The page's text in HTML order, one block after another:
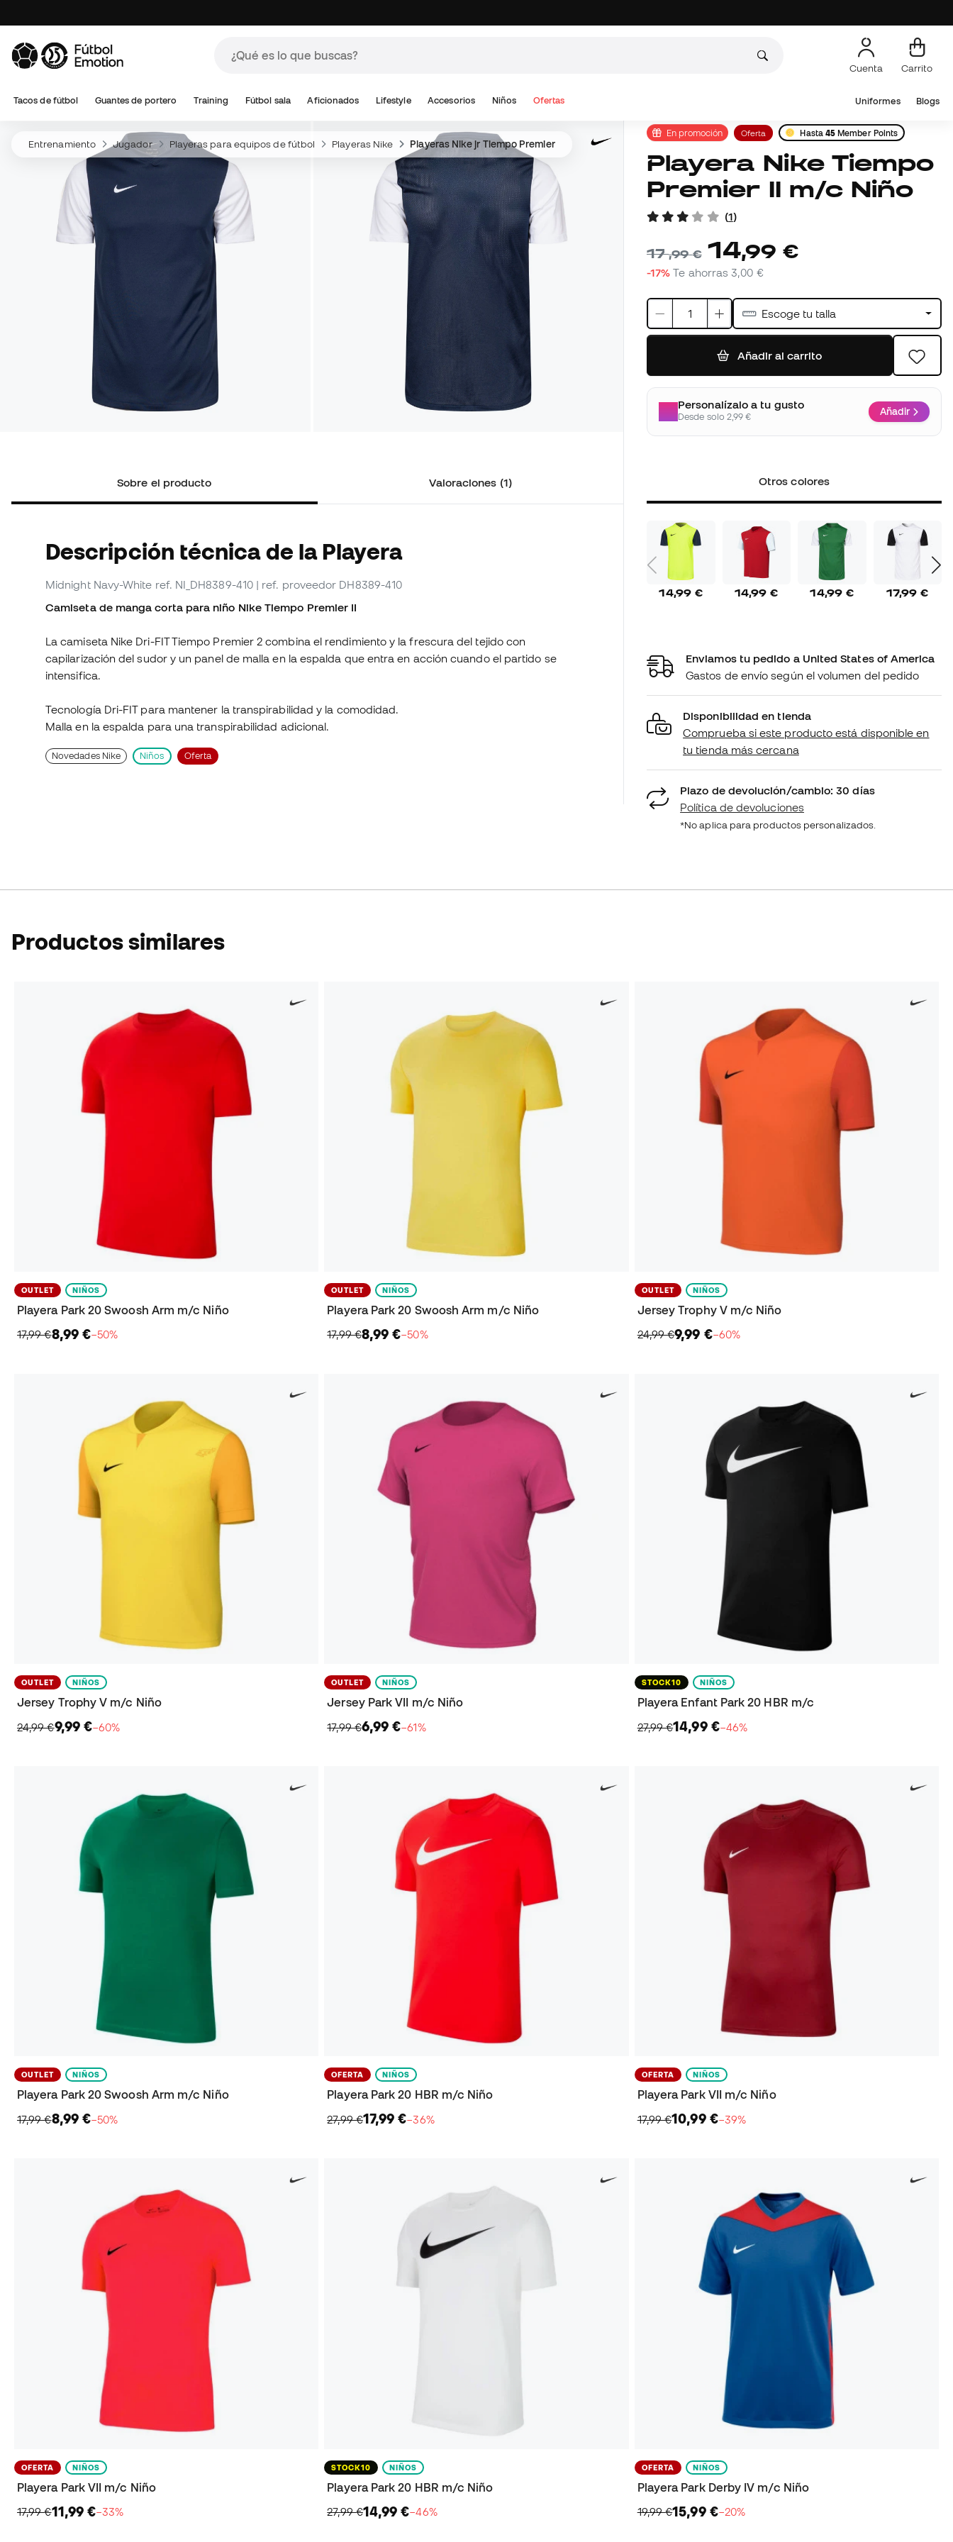
Cuenta Carrito
Tacos de fútbol Guantes de portero Training Fútbol sala Aficionados Lifestyle Accesorios Niños Ofertas Uniformes Blogs
Entrenamiento Jugador Playeras para equipos de fútbol Playeras Nike Playeras Nike jr Tiempo Premier
Sobre el producto Valoraciones (1)
Descripción técnica de la Playera
Midnight Navy-White ref. NI_DH8389-410 | ref. proveedor DH8389-410
Camiseta de manga corta para niño Nike Tiempo Premier II
La camiseta Nike Dri-FIT Tiempo Premier 2 combina el rendimiento y la frescura del tejido con
capilarización del sudor y un panel de malla en la espalda que entra en acción cuando el partido se
intensifica.
Tecnología Dri-FIT para mantener la transpirabilidad y la comodidad.
Malla en la espalda para una transpirabilidad adicional.
Novedades Nike Niños Oferta
En promoción Oferta Hasta 45 Member Points
Playera Nike Tiempo
Premier II m/c Niño
(1)
17,99 € 14,99 €
-17% Te ahorras3,00 €
Escoge tu talla
Añadir al carrito
Personalízalo a tu gusto
Desde solo 2,99 € Añadir
Otros colores
14,99 € 14,99 € 14,99 € 17,99 €
Enviamos tu pedido a United States of America
Gastos de envío según el volumen del pedido
Disponibilidad en tienda
Comprueba si este producto está disponible en
tu tienda más cercana
Plazo de devolución/cambio: 30 días
Política de devoluciones
*No aplica para productos personalizados.
Productos similares
OUTLET NIÑOS
Playera Park 20 Swoosh Arm m/c Niño
17,99 €8,99 €−50%
OUTLET NIÑOS
Playera Park 20 Swoosh Arm m/c Niño
17,99 €8,99 €−50%
OUTLET NIÑOS
Jersey Trophy V m/c Niño
24,99 €9,99 €−60%
OUTLET NIÑOS
Jersey Trophy V m/c Niño
24,99 €9,99 €−60%
OUTLET NIÑOS
Jersey Park VII m/c Niño
17,99 €6,99 €−61%
STOCK10 NIÑOS
Playera Enfant Park 20 HBR m/c
27,99 €14,99 €−46%
OUTLET NIÑOS
Playera Park 20 Swoosh Arm m/c Niño
17,99 €8,99 €−50%
OFERTA NIÑOS
Playera Park 20 HBR m/c Niño
27,99 €17,99 €−36%
OFERTA NIÑOS
Playera Park VII m/c Niño
17,99 €10,99 €−39%
OFERTA NIÑOS
Playera Park VII m/c Niño
17,99 €11,99 €−33%
STOCK10 NIÑOS
Playera Park 20 HBR m/c Niño
27,99 €14,99 €−46%
OFERTA NIÑOS
Playera Park Derby IV m/c Niño
19,99 €15,99 €−20%